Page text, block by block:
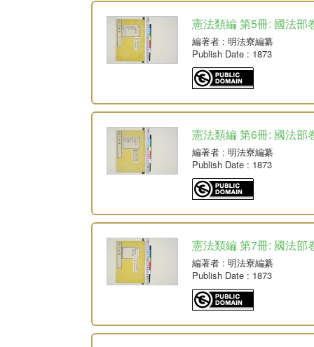
憲法類編 第5冊: 國法部
編著者 : 明法寮編纂
Publish Date : 1873
憲法類編 第6冊: 國法部
編著者 : 明法寮編纂
Publish Date : 1873
憲法類編 第7冊: 國法部
編著者 : 明法寮編纂
Publish Date : 1873